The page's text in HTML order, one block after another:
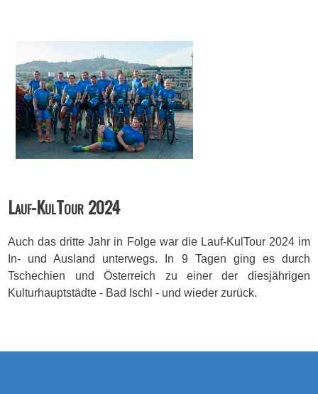
Lauf-KulTour 2024
Auch das dritte Jahr in Folge war die Lauf-KulTour 2024 im
In- und Ausland unterwegs. In 9 Tagen ging es durch
Tschechien und Österreich zu einer der diesjährigen
Kulturhauptstädte - Bad Ischl - und wieder zurück.